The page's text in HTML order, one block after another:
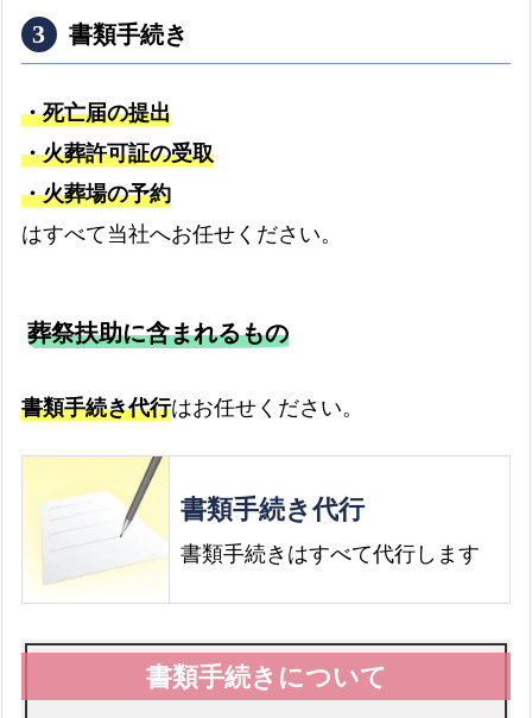
書類手続き
・死亡届の提出
・火葬許可証の受取
・火葬場の予約
はすべて当社へお任せください。
葬祭扶助に含まれるもの
書類手続き代行はお任せください。
書類手続き代行
書類手続きはすべて代行します